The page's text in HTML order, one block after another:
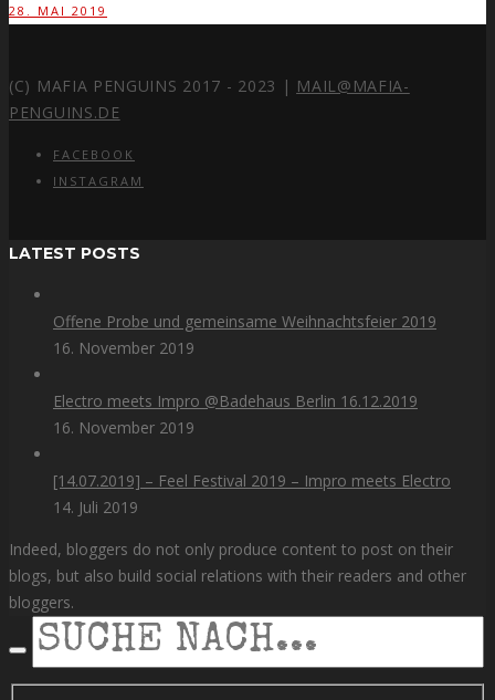
28. MAI 2019
(C) MAFIA PENGUINS 2017 - 2023 | MAIL@MAFIA-
PENGUINS.DE
FACEBOOK
INSTAGRAM
LATEST POSTS
Offene Probe und gemeinsame Weihnachtsfeier 2019
16. November 2019
Electro meets Impro @Badehaus Berlin 16.12.2019
16. November 2019
[14.07.2019] – Feel Festival 2019 – Impro meets Electro
14. Juli 2019
Indeed, bloggers do not only produce content to post on their
blogs, but also build social relations with their readers and other
bloggers.